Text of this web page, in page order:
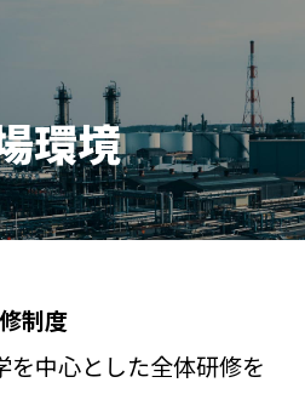
環境
制度
を中心とした全体研修を